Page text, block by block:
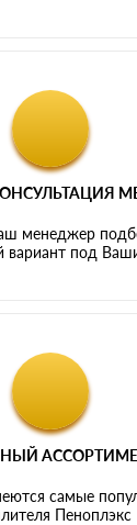
менеджер
вариант под
самые
Пеноплэкс